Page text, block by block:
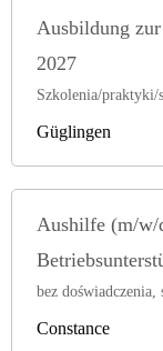
Ausbildung
2027
Szkolenia/praktyki/
Güglingen
Aushilfe (m/
bez doświadczenia,
Constance